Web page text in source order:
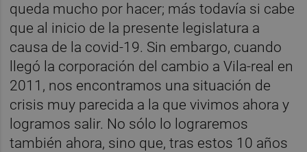
queda mucho por hacer; más todavía si cabe
que al inicio de la presente legislatura a
causa de la covid-19. Sin embargo, cuando
llegó la corporación del cambio a Vila-real en
2011, nos encontramos una situación de
crisis muy parecida a la que vivimos ahora y
logramos salir. No sólo lo lograremos
también ahora, sino que, tras estos 10 años